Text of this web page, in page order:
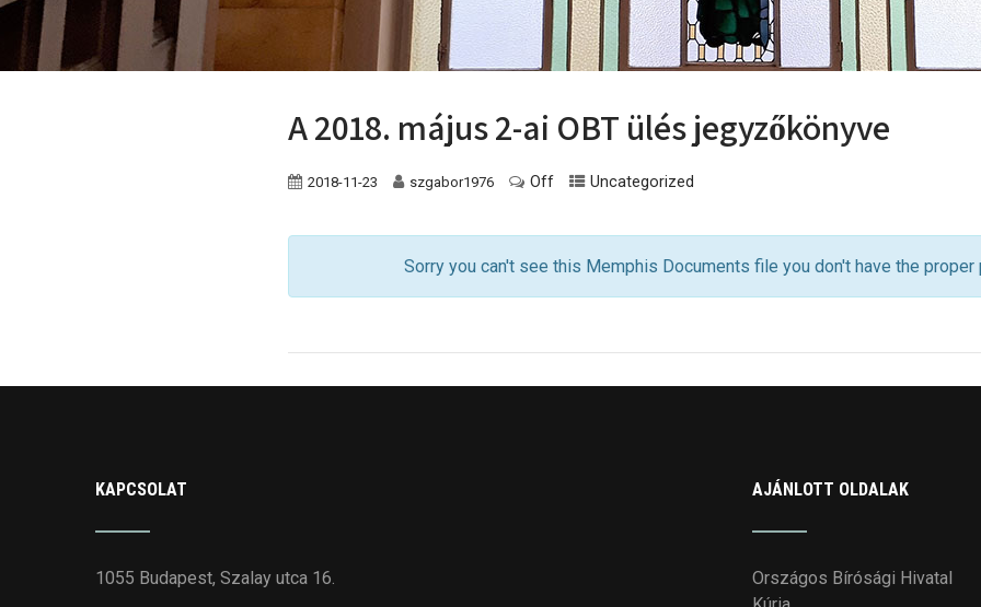
A 2018. május 2-ai OBT ülés jegyzőkönyve
2018-11-23 szgabor1976 Off Uncategorized
Sorry you can't see this Memphis Documents file you don't have the proper
KAPCSOLAT
1055 Budapest, Szalay utca 16.
AJÁNLOTT OLDALAK
Országos Bírósági Hivatal